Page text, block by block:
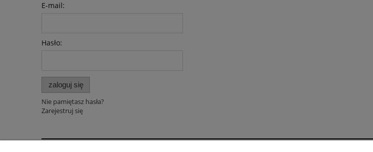
E-mail:
Hasło:
zaloguj się
Nie pamiętasz hasła?
Zarejestruj się